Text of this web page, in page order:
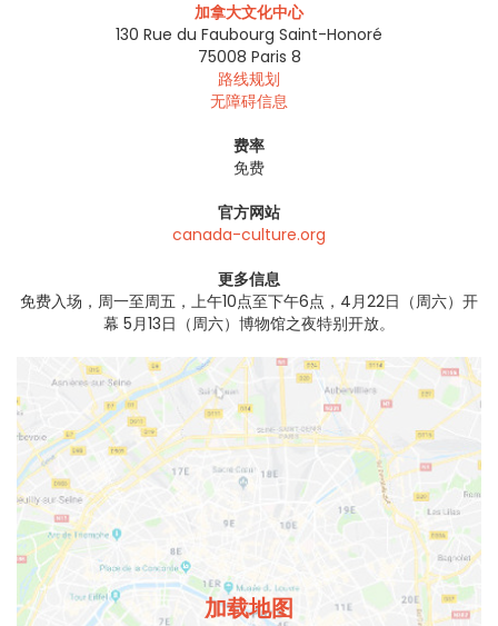
加拿大文化中心
130 Rue du Faubourg Saint-Honoré
75008 Paris 8
路线规划
无障碍信息
费率
免费
官方网站
canada-culture.org
更多信息
免费入场，周一至周五，上午10点至下午6点，4月22日（周六）开
幕 5月13日（周六）博物馆之夜特别开放。
加载地图